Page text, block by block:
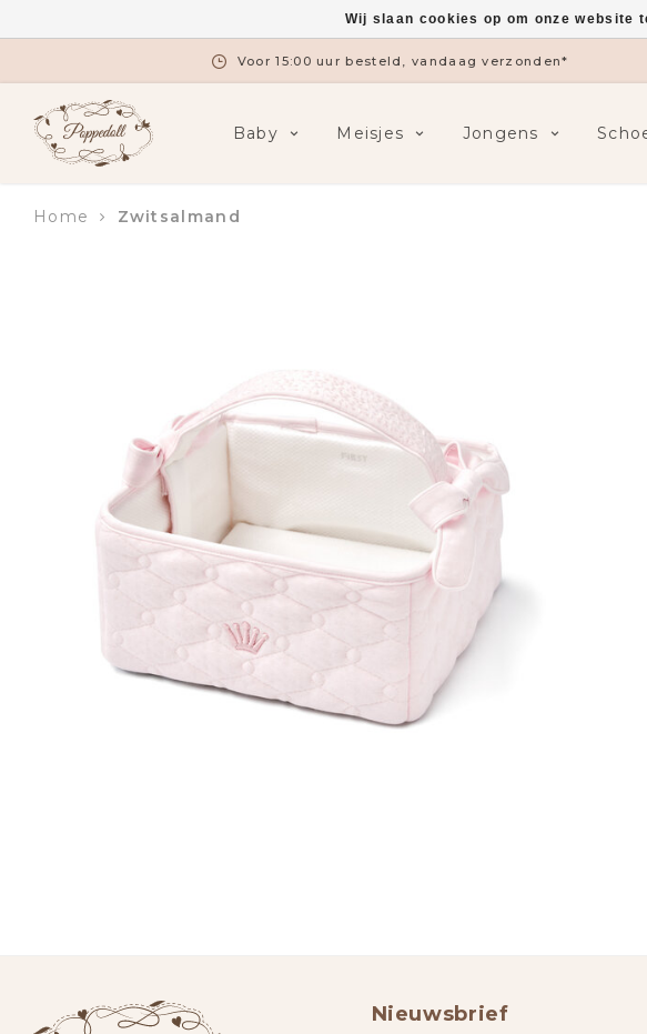
Voor 15:00 uur besteld, vandaag verzonden*
Baby Meisjes Jongens
Home Zwitsalmand
Nieuwsbrief
Wij slaan cookies op om onze website